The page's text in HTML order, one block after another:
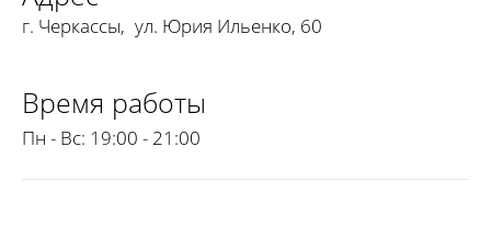
г. Черкассы, ул. Юрия Ильенко, 60
Время работы
Пн - Вс: 19:00 - 21:00